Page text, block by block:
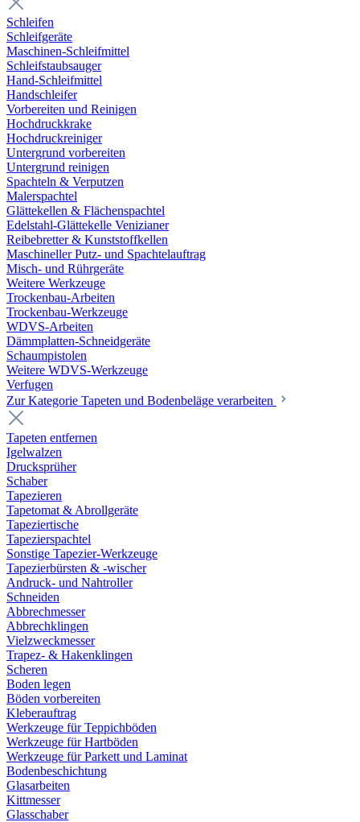
Schleifen
Schleifgeräte
Maschinen-Schleifmittel
Schleifstaubsauger
Hand-Schleifmittel
Handschleifer
Vorbereiten und Reinigen
Hochdruckkrake
Hochdruckreiniger
Untergrund vorbereiten
Untergrund reinigen
Spachteln & Verputzen
Malerspachtel
Glättekellen & Flächenspachtel
Edelstahl-Glättekelle Venizianer
Reibebretter & Kunststoffkellen
Maschineller Putz- und Spachtelauftrag
Misch- und Rührgeräte
Weitere Werkzeuge
Trockenbau-Arbeiten
Trockenbau-Werkzeuge
WDVS-Arbeiten
Dämmplatten-Schneidgeräte
Schaumpistolen
Weitere WDVS-Werkzeuge
Verfugen
Zur Kategorie Tapeten und Bodenbeläge verarbeiten
Tapeten entfernen
Igelwalzen
Drucksprüher
Schaber
Tapezieren
Tapetomat & Abrollgeräte
Tapeziertische
Tapezierspachtel
Sonstige Tapezier-Werkzeuge
Tapezierbürsten & -wischer
Andruck- und Nahtroller
Schneiden
Abbrechmesser
Abbrechklingen
Vielzweckmesser
Trapez- & Hakenklingen
Scheren
Boden legen
Böden vorbereiten
Kleberauftrag
Werkzeuge für Teppichböden
Werkzeuge für Hartböden
Werkzeuge für Parkett und Laminat
Bodenbeschichtung
Glasarbeiten
Kittmesser
Glasschaber